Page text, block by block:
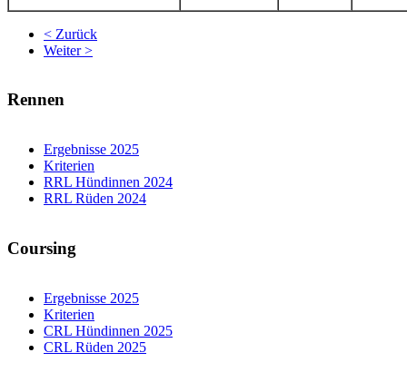
< Zurück
Weiter >
Rennen
Ergebnisse 2025
Kriterien
RRL Hündinnen 2024
RRL Rüden 2024
Coursing
Ergebnisse 2025
Kriterien
CRL Hündinnen 2025
CRL Rüden 2025